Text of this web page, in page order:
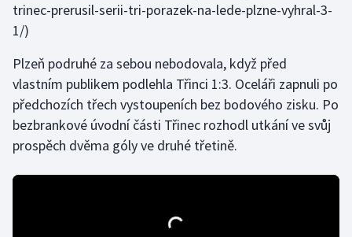
trinec-prerusil-serii-tri-porazek-na-lede-plzne-vyhral-3-
1/)
Plzeň podruhé za sebou nebodovala, když před
vlastním publikem podlehla Třinci 1:3. Oceláři zapnuli po
předchozích třech vystoupeních bez bodového zisku. Po
bezbrankové úvodní části Třinec rozhodl utkání ve svůj
prospěch dvěma góly ve druhé třetině.